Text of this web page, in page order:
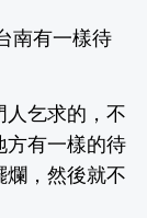
南有一樣待
人乞求的，不
方有一樣的待
爛，然後就不